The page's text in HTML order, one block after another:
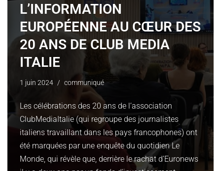
L’INFORMATION
EUROPÉENNE AU CŒUR DES
20 ANS DE CLUB MEDIA
ITALIE
1 juin 2024 communiqué
Les célébrations des 20 ans de l’association
ClubMediaItalie (qui regroupe des journalistes
italiens travaillant dans les pays francophones) ont
été marquées par une enquête du quotidien Le
Monde, qui révèle que, derrière le rachat d’Euronews